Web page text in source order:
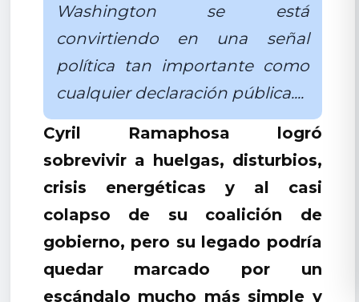
Washington se está
convirtiendo en una señal
política tan importante como
cualquier declaración pública....
Cyril Ramaphosa logró
sobrevivir a huelgas, disturbios,
crisis energéticas y al casi
colapso de su coalición de
gobierno, pero su legado podría
quedar marcado por un
escándalo mucho más simple y